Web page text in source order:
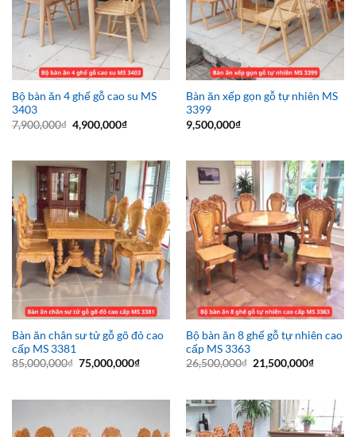
Bộ bàn ăn 4 ghế gỗ cao su MS
3403
7,900,000₫ Giá
gốc
4,900,000₫Giá
4,900,000₫.
Bàn ăn xếp gọn gỗ tự nhiên MS
3399
9,500,000₫
Bàn ăn chân sư tử gỗ gõ đỏ cao
cấp MS 3381
85,000,000₫ Giá
gốc
75,000,000₫Giá
75,000,000₫.
Bộ bàn ăn 8 ghế gỗ tự nhiên cao
cấp MS 3363
26,500,000₫ Giá
gốc
21,500,000₫Giá